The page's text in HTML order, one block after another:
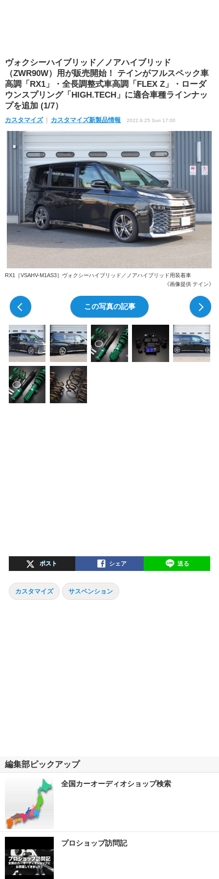
ヴォクシーハイブリッド／ノアハイブリッド
（ZWR90W）用が販売開始！ テインがフルスペック車
高調「RX1」・全長調整式車高調「FLEX Z」・ローダ
ウンスプリング「HIGH.TECH」に適合車種ラインナッ
プを追加 (1/7）
カスタマイズ カスタマイズ新製品情報 2022.9.25 Sun 17:00
RX1［VSAHV-M1AS3］ヴォクシーハイブリッド／ノアハイブリッド用装着車
《画像提供 テイン》
この写真の記事
ポスト シェア 送る
カスタマイズ サスペンション
編集部ピックアップ
全国カーオーディオショップ検索
プロショップ訪問記